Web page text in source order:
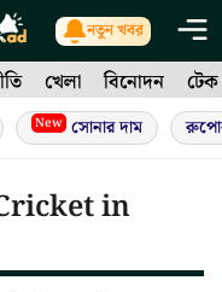
নতুন খবর
খেলা বিনোদন টেক
New সোনার দাম
in